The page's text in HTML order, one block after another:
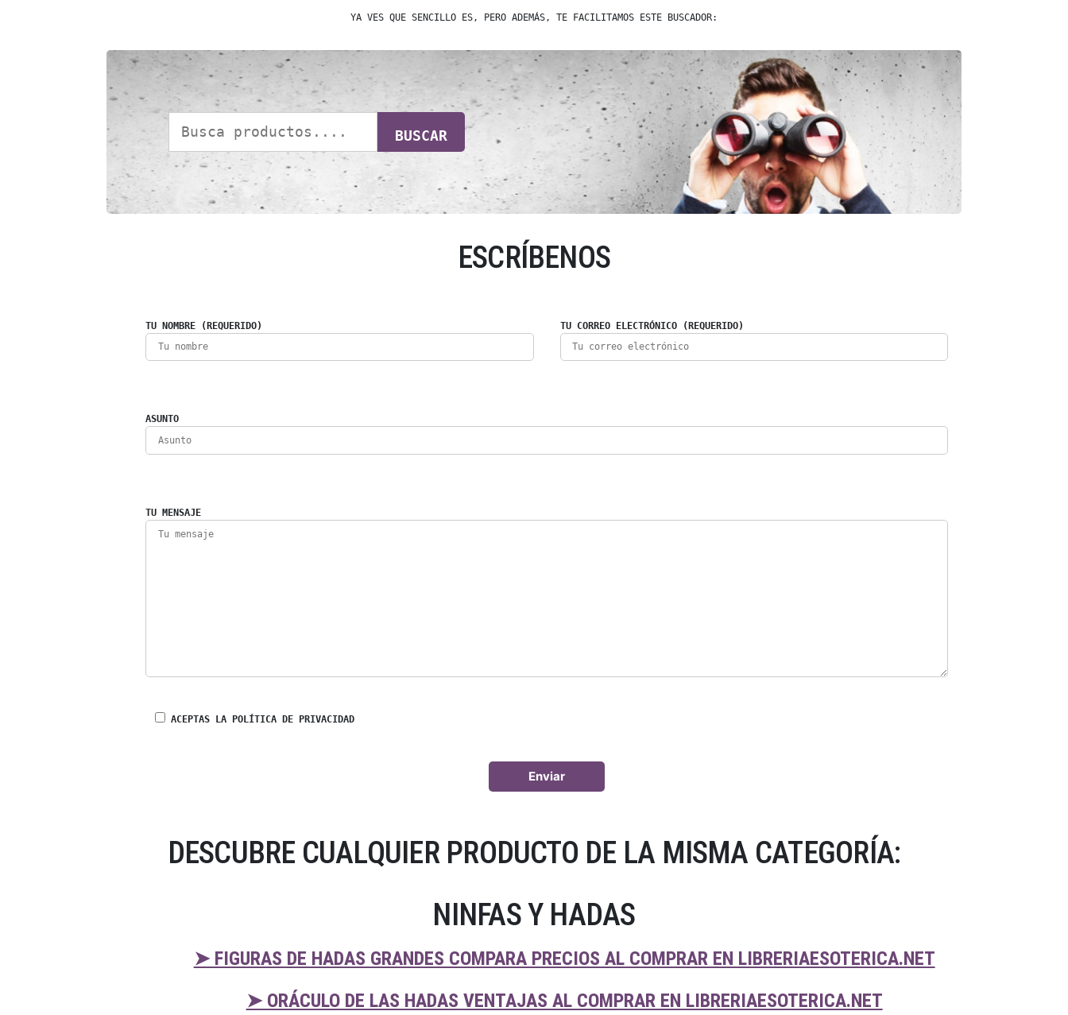
YA VES QUE SENCILLO ES, PERO ADEMÁS, TE FACILITAMOS ESTE BUSCADOR:
BUSCAR
ESCRÍBENOS
TU NOMBRE (REQUERIDO) TU CORREO ELECTRÓNICO (REQUERIDO)
ASUNTO
TU MENSAJE
ACEPTAS LA POLÍTICA DE PRIVACIDAD
DESCUBRE CUALQUIER PRODUCTO DE LA MISMA CATEGORÍA:
NINFAS Y HADAS
➤ FIGURAS DE HADAS GRANDES COMPARA PRECIOS AL COMPRAR EN LIBRERIAESOTERICA.NET
➤ ORÁCULO DE LAS HADAS VENTAJAS AL COMPRAR EN LIBRERIAESOTERICA.NET